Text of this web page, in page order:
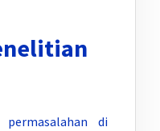
permasalahan di